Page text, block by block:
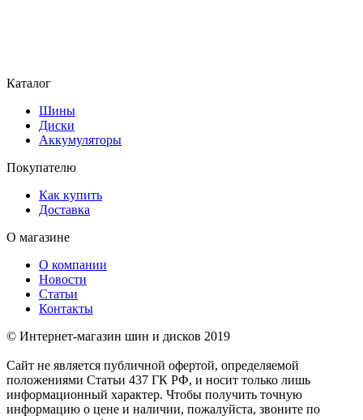
Каталог
Шины
Диски
Аккумуляторы
Покупателю
Как купить
Доставка
О магазине
О компании
Новости
Статьи
Контакты
© Интернет-магазин шин и дисков 2019
Сайт не является публичной офертой, определяемой
положениями Статьи 437 ГК РФ, и носит только лишь
информационный характер. Чтобы получить точную
информацию о цене и наличии, пожалуйста, звоните по